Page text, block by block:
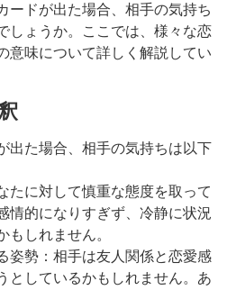
ードが出た場合、相手の気持ち
しょうか。ここでは、様々な恋
意味について詳しく解説してい
出た場合、相手の気持ちは以下
たに対して慎重な態度を取って
情的になりすぎず、冷静に状況
もしれません。
姿勢：相手は友人関係と恋愛感
としているかもしれません。あ